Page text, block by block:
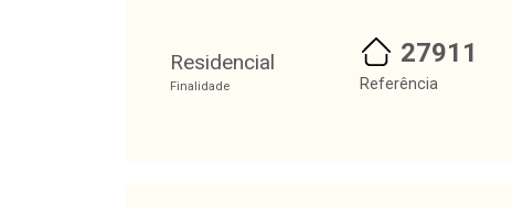
Residencial
Finalidade
27911
Referência